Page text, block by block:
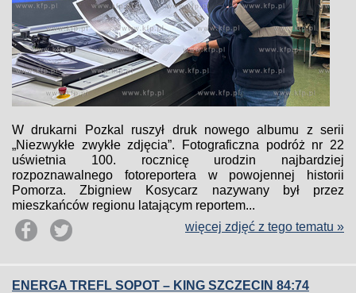
W drukarni Pozkal ruszył druk nowego albumu z serii
„Niezwykłe zwykłe zdjęcia”. Fotograficzna podróż nr 22
uświetnia 100. rocznicę urodzin najbardziej
rozpoznawalnego fotoreportera w powojennej historii
Pomorza. Zbigniew Kosycarz nazywany był przez
mieszkańców regionu latającym reportem...
więcej zdjęć z tego tematu »
ENERGA TREFL SOPOT – KING SZCZECIN 84:74